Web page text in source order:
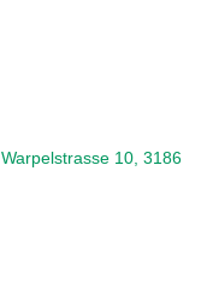
, Warpelstrasse 10, 3186